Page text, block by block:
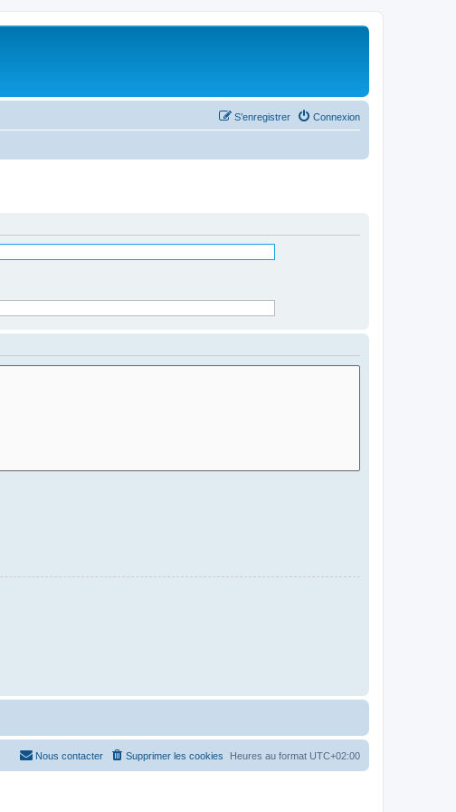
Connexion
S’enregistrer
Heures au format UTC+02:00
Supprimer les cookies
Nous contacter